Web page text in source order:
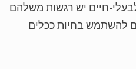
חיים יש רגשות משלהם
בחיות ככלים